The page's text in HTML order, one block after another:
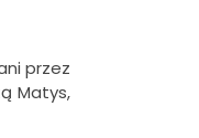
przez
Matys,